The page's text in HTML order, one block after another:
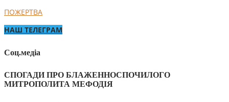
ПОЖЕРТВА
НАШ ТЕЛЕГРАМ
Соц.медіа
СПОГАДИ ПРО БЛАЖЕННОСПОЧИЛОГО
МИТРОПОЛИТА МЕФОДІЯ